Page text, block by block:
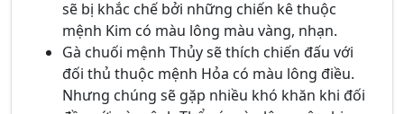
sẽ bị khắc chế bởi những chiến kê thuộc
mệnh Kim có màu lông màu vàng, nhạn.
Gà chuối mệnh Thủy sẽ thích chiến đấu với
đối thủ thuộc mệnh Hỏa có màu lông điều.
Nhưng chúng sẽ gặp nhiều khó khăn khi đối